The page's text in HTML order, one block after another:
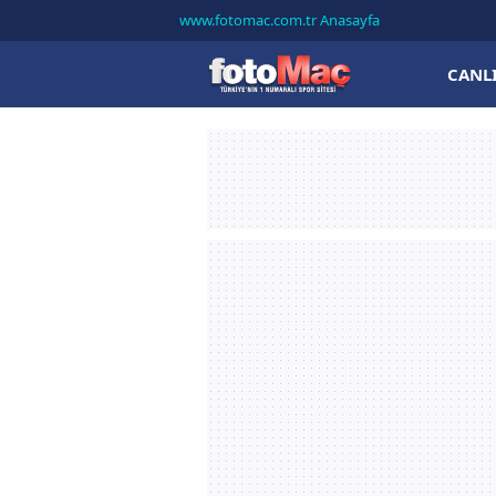
www.fotomac.com.tr Anasayfa